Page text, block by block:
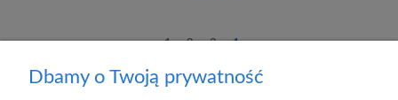
1 2 3 4
Dbamy o Twoją prywatność